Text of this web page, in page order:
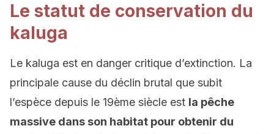
Le statut de conservation du
kaluga
Le kaluga est en danger critique d’extinction. La
principale cause du déclin brutal que subit
l’espèce depuis le 19ème siècle est la pêche
massive dans son habitat pour obtenir du